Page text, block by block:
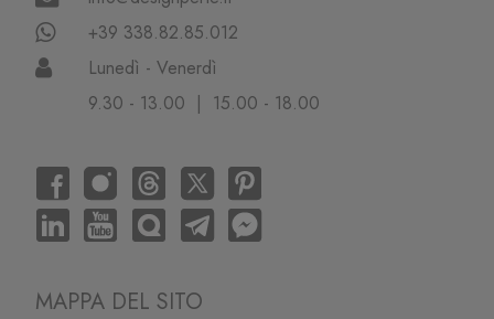
+39 338.82.85.012
Lunedì - Venerdì
9.30 - 13.00 | 15.00 - 18.00
MAPPA DEL SITO